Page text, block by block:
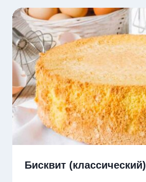
Бисквит (классический)